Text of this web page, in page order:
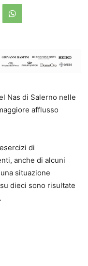
Nas di Salerno nelle
afflusso
di
anche di alcuni
situazione
dieci sono risultate